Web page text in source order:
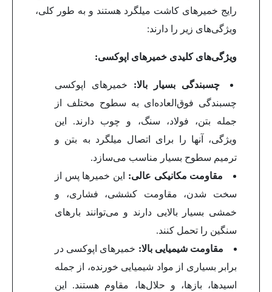
رایج خمیرهای کاشت میلگرد هستند و به طور کلی،
ویژگی‌های زیر را دارند:
ویژگی‌های کلیدی خمیرهای اپوکسی:
چسبندگی بسیار بالا: خمیرهای اپوکسی
چسبندگی فوق‌العاده‌ای به سطوح مختلف از
جمله بتن، فولاد، سنگ، و چوب دارند. این
ویژگی، آنها را برای اتصال میلگرد به بتن و
ترمیم سطوح بسیار مناسب می‌سازد.
مقاومت مکانیکی عالی: این خمیرها پس از
سخت شدن، مقاومت کششی، فشاری، و
خمشی بسیار بالایی دارند و می‌توانند بارهای
سنگین را تحمل کنند.
مقاومت شیمیایی بالا: خمیرهای اپوکسی در
برابر بسیاری از مواد شیمیایی خورنده، از جمله
اسیدها، بازها، و حلال‌ها، مقاوم هستند. این